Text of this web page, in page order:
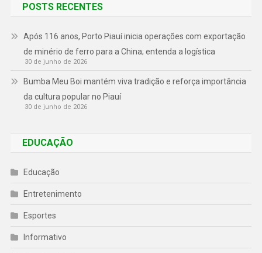
POSTS RECENTES
Após 116 anos, Porto Piauí inicia operações com exportação
de minério de ferro para a China; entenda a logística
30 de junho de 2026
Bumba Meu Boi mantém viva tradição e reforça importância
da cultura popular no Piauí
30 de junho de 2026
EDUCAÇÃO
Educação
Entretenimento
Esportes
Informativo